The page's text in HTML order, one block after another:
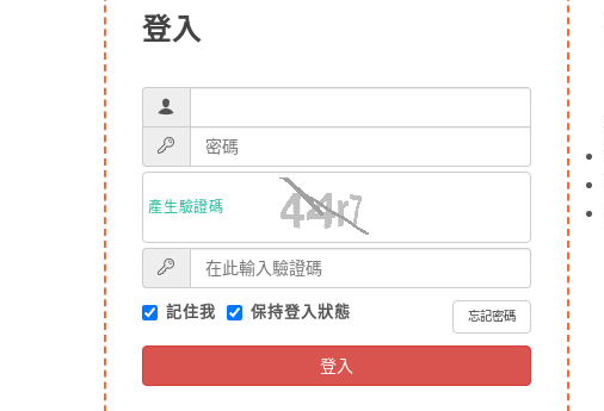
登入
產生驗證碼
記住我 保持登入狀態 忘記密碼
登入